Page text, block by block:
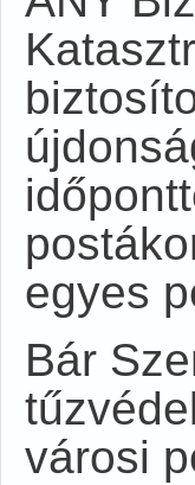
egyes
Bár
városi